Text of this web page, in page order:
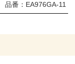
品番： EA976GA-11